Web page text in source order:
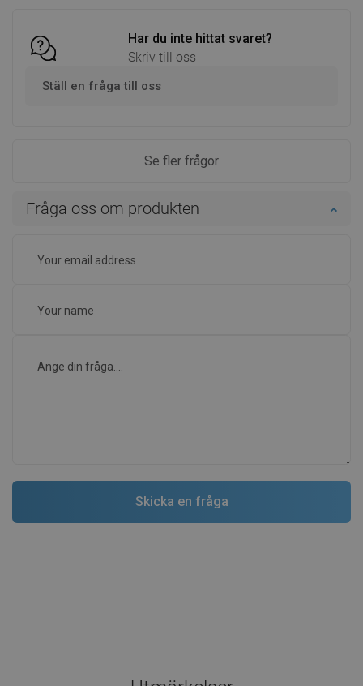
Har du inte hittat svaret?
Skriv till oss
Ställ en fråga till oss
Se fler frågor
Fråga oss om produkten